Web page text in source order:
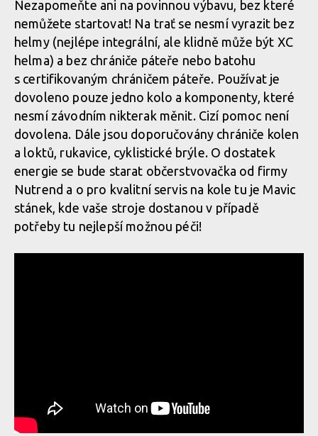
Nezapomeňte ani na povinnou výbavu, bez které
nemůžete startovat! Na trať se nesmí vyrazit bez
helmy (nejlépe integrální, ale klidně může být XC
helma) a bez chrániče páteře nebo batohu
s certifikovaným chráničem páteře. Používat je
dovoleno pouze jedno kolo a komponenty, které
nesmí závodním nikterak měnit. Cizí pomoc není
dovolena. Dále jsou doporučovány chrániče kolen
a loktů, rukavice, cyklistické brýle. O dostatek
energie se bude starat občerstvovačka od firmy
Nutrend a o pro kvalitní servis na kole tu je Mavic
stánek, kde vaše stroje dostanou v případě
potřeby tu nejlepší možnou péči!